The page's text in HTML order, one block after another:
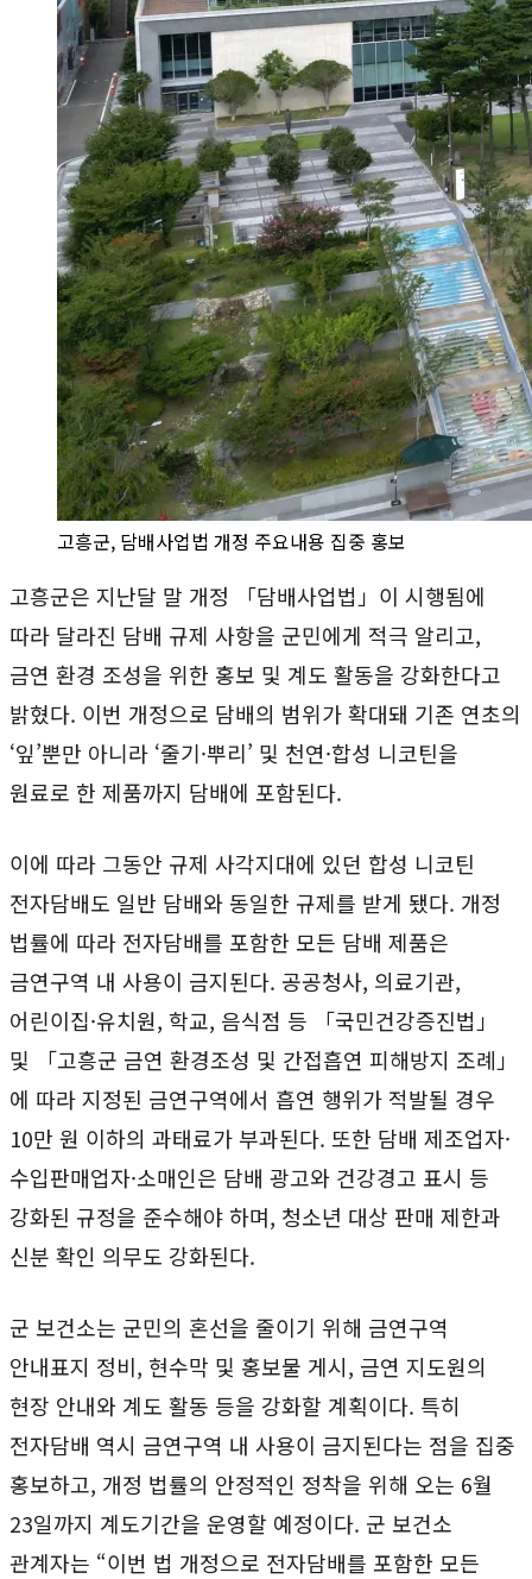
고흥군, 담배사업법 개정 주요내용 집중 홍보
고흥군은 지난달 말 개정 「담배사업법」이 시행됨에
따라 달라진 담배 규제 사항을 군민에게 적극 알리고,
금연 환경 조성을 위한 홍보 및 계도 활동을 강화한다고
밝혔다. 이번 개정으로 담배의 범위가 확대돼 기존 연초의
‘잎’뿐만 아니라 ‘줄기·뿌리’ 및 천연·합성 니코틴을
원료로 한 제품까지 담배에 포함된다.
이에 따라 그동안 규제 사각지대에 있던 합성 니코틴
전자담배도 일반 담배와 동일한 규제를 받게 됐다. 개정
법률에 따라 전자담배를 포함한 모든 담배 제품은
금연구역 내 사용이 금지된다. 공공청사, 의료기관,
어린이집·유치원, 학교, 음식점 등 「국민건강증진법」
및 「고흥군 금연 환경조성 및 간접흡연 피해방지 조례」
에 따라 지정된 금연구역에서 흡연 행위가 적발될 경우
10만 원 이하의 과태료가 부과된다. 또한 담배 제조업자·
수입판매업자·소매인은 담배 광고와 건강경고 표시 등
강화된 규정을 준수해야 하며, 청소년 대상 판매 제한과
신분 확인 의무도 강화된다.
군 보건소는 군민의 혼선을 줄이기 위해 금연구역
안내표지 정비, 현수막 및 홍보물 게시, 금연 지도원의
현장 안내와 계도 활동 등을 강화할 계획이다. 특히
전자담배 역시 금연구역 내 사용이 금지된다는 점을 집중
홍보하고, 개정 법률의 안정적인 정착을 위해 오는 6월
23일까지 계도기간을 운영할 예정이다. 군 보건소
관계자는 “이번 법 개정으로 전자담배를 포함한 모든